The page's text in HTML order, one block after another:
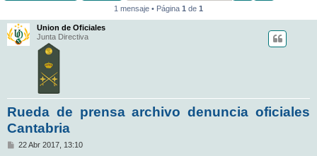
1 mensaje • Página 1 de 1
Union de Oficiales
Junta Directiva
Rueda de prensa archivo denuncia oficiales
Cantabria
M
22 Abr 2017, 13:10